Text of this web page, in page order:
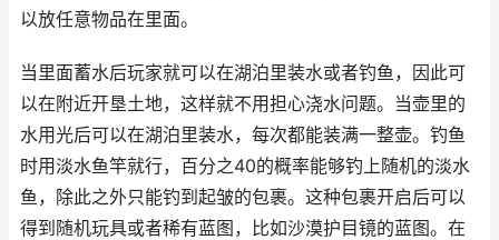
以放任意物品在里面。
当里面蓄水后玩家就可以在湖泊里装水或者钓鱼，因此可
以在附近开垦土地，这样就不用担心浇水问题。当壶里的
水用光后可以在湖泊里装水，每次都能装满一整壶。钓鱼
时用淡水鱼竿就行，百分之40的概率能够钓上随机的淡水
鱼，除此之外只能钓到起皱的包裹。这种包裹开启后可以
得到随机玩具或者稀有蓝图，比如沙漠护目镜的蓝图。在